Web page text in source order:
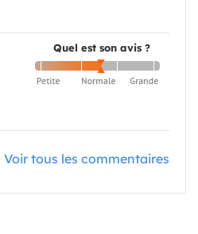
Quel est son avis ?
Voir tous les commentaires